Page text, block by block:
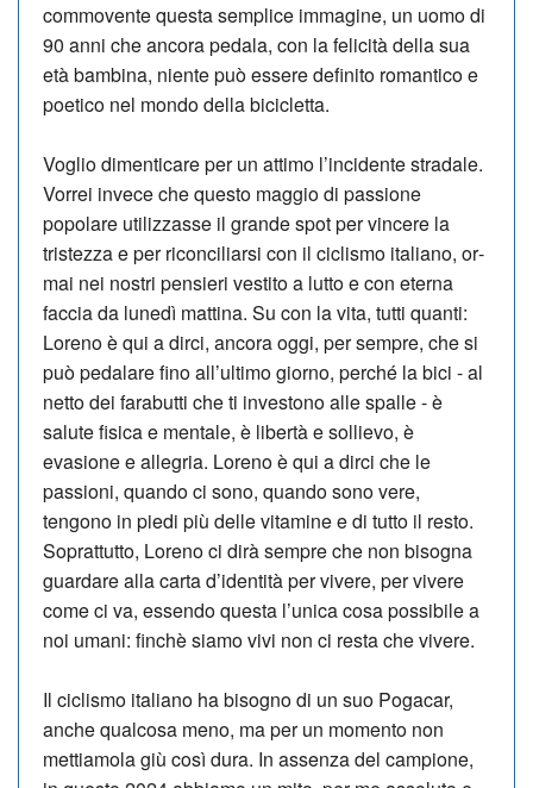
commovente questa semplice immagine, un uo­mo di
90 anni che ancora pe­dala, con la felicità della sua
età bambina, niente può es­sere definito ro­mantico e
poe­tico nel mondo della bicicletta.
Voglio dimenticare per un attimo l’incidente stradale.
Vorrei invece che questo maggio di passione
popolare utilizzasse il grande spot per vincere la
tristezza e per riconciliarsi con il ciclismo italiano, or­
mai nei nostri pensieri vestito a lutto e con eterna
faccia da lunedì mattina. Su con la vita, tutti quanti:
Loreno è qui a dirci, ancora oggi, per sempre, che si
può pedalare fino all’ultimo giorno, perché la bici - al
netto dei farabutti che ti investono alle spalle - è
salute fisica e mentale, è libertà e sollievo, è
evasione e allegria. Loreno è qui a dirci che le
passioni, quando ci sono, quando sono vere,
tengono in piedi più del­le vitamine e di tutto il resto.
Soprattutto, Loreno ci dirà sempre che non bisogna
guardare alla carta d’identità per vivere, per vivere
come ci va, essendo questa l’unica co­sa possibile a
noi umani: finchè siamo vivi non ci re­sta che vivere.
Il ciclismo italiano ha bi­sogno di un suo Poga­car,
anche qualcosa me­no, ma per un momento non
mettiamola giù così dura. In as­senza del campione,